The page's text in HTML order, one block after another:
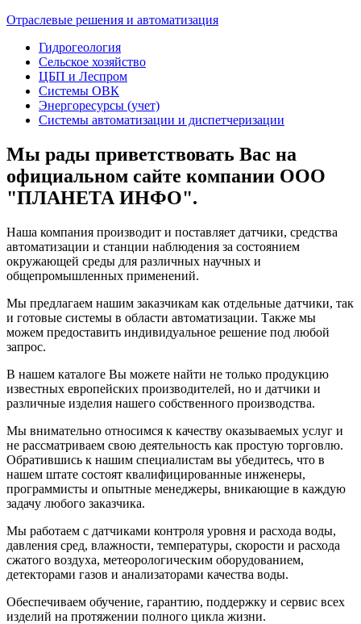
Отраслевые решения и автоматизация
Гидрогеология
Сельское хозяйство
ЦБП и Леспром
Системы ОВК
Энергоресурсы (учет)
Системы автоматизации и диспетчеризации
Мы рады приветствовать Вас на
официальном сайте компании ООО
"ПЛАНЕТА ИНФО".
Наша компания производит и поставляет датчики, средства
автоматизации и станции наблюдения за состоянием
окружающей среды для различных научных и
общепромышленных применений.
Мы предлагаем нашим заказчикам как отдельные датчики, так
и готовые системы в области автоматизации. Также мы
можем предоставить индивидуальное решение под любой
запрос.
В нашем каталоге Вы можете найти не только продукцию
известных европейских производителей, но и датчики и
различные изделия нашего собственного производства.
Мы внимательно относимся к качеству оказываемых услуг и
не рассматриваем свою деятельность как простую торговлю.
Обратившись к нашим специалистам вы убедитесь, что в
нашем штате состоят квалифицированные инженеры,
программисты и опытные менеджеры, вникающие в каждую
задачу любого заказчика.
Мы работаем с датчиками контроля уровня и расхода воды,
давления сред, влажности, температуры, скорости и расхода
сжатого воздуха, метеорологическим оборудованием,
детекторами газов и анализаторами качества воды.
Обеспечиваем обучение, гарантию, поддержку и сервис всех
изделий на протяжении полного цикла жизни.